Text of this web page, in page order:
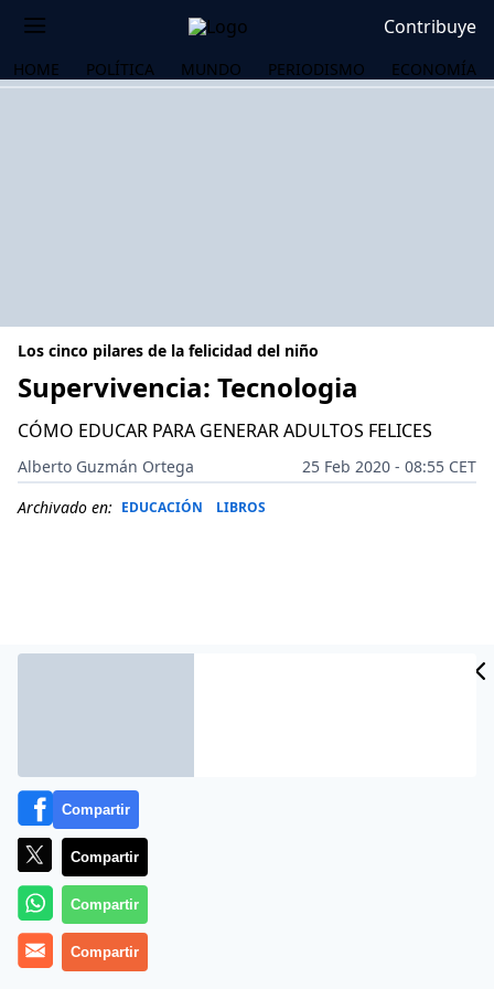
Contribuye
HOME POLÍTICA MUNDO PERIODISMO ECONOMÍA
Los cinco pilares de la felicidad del niño
Supervivencia: Tecnologia
CÓMO EDUCAR PARA GENERAR ADULTOS FELICES
Alberto Guzmán Ortega
25 Feb 2020 - 08:55 CET
Archivado en: EDUCACIÓN LIBROS
Más información
Compartir
Compartir
Compartir
Compartir